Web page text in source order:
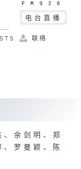
电台直播
联络
余剑明、郑
罗曼颖、陈